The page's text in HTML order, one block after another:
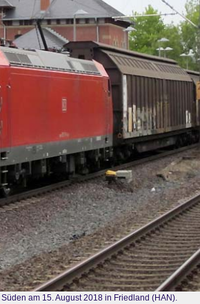
am 15. August 2018 in Friedland (HAN).